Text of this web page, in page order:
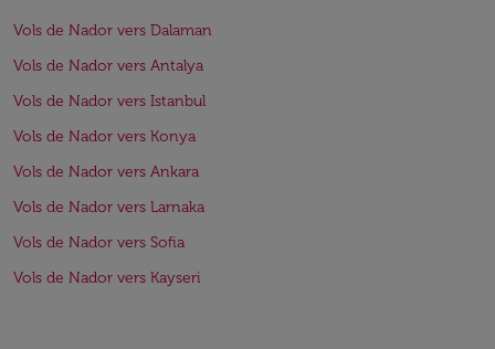
Vols de Nador vers Dalaman
Vols de Nador vers Antalya
Vols de Nador vers Istanbul
Vols de Nador vers Konya
Vols de Nador vers Ankara
Vols de Nador vers Larnaka
Vols de Nador vers Sofia
Vols de Nador vers Kayseri